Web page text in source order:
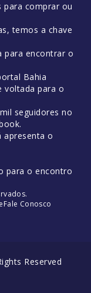
para comprar ou
temos a chave
para encontrar o
Bahia
voltada para o
seguidores no
apresenta o
para o encontro
Fale Conosco
Reserved